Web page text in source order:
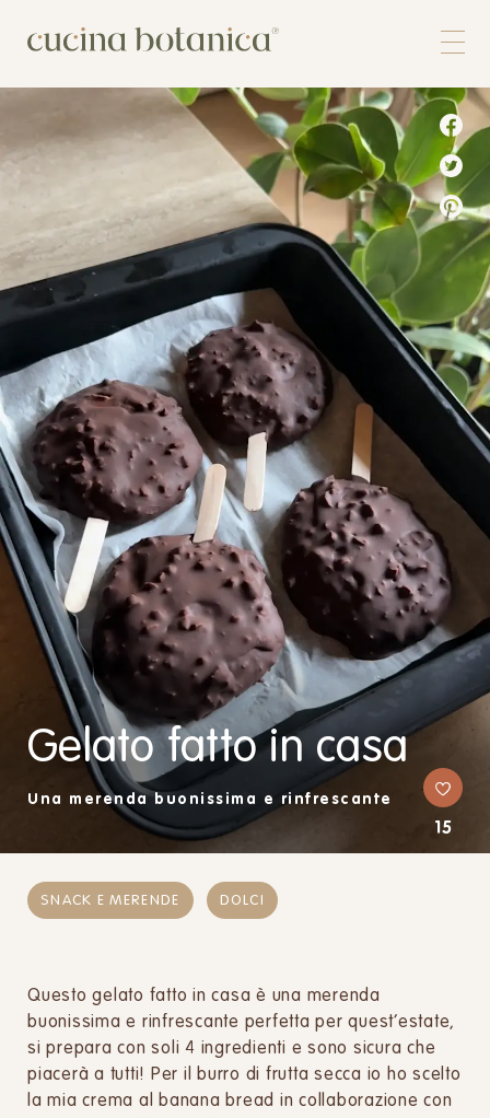
Shop
Gelato fatto in casa
Una merenda buonissima e rinfrescante
15
SNACK E MERENDE DOLCI
Questo gelato fatto in casa è una merenda
buonissima e rinfrescante perfetta per quest’estate,
si prepara con soli 4 ingredienti e sono sicura che
piacerà a tutti! Per il burro di frutta secca io ho scelto
la mia crema al banana bread in collaborazione con